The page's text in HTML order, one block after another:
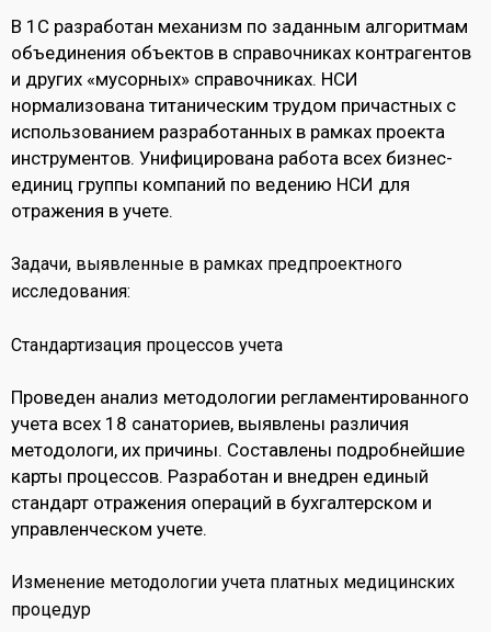
В 1С разработан механизм по заданным алгоритмам
объединения объектов в справочниках контрагентов
и других «мусорных» справочниках. НСИ
нормализована титаническим трудом причастных с
использованием разработанных в рамках проекта
инструментов. Унифицирована работа всех бизнес-
единиц группы компаний по ведению НСИ для
отражения в учете.
Задачи, выявленные в рамках предпроектного
исследования:
Стандартизация процессов учета
Проведен анализ методологии регламентированного
учета всех 18 санаториев, выявлены различия
методологи, их причины. Составлены подробнейшие
карты процессов. Разработан и внедрен единый
стандарт отражения операций в бухгалтерском и
управленческом учете.
Изменение методологии учета платных медицинских
процедур